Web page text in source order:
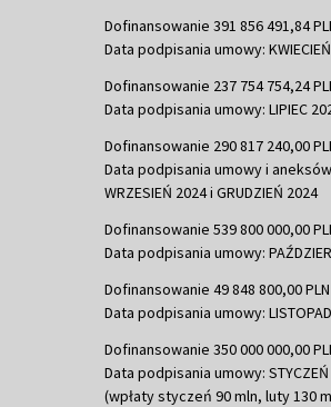
Dofinansowanie 391 856 491,84
Data podpisania umowy:
Dofinansowanie 237 754 754,24
Data podpisania umowy: LIPIEC
Dofinansowanie 290 817 240,00
Data podpisania umowy i
WRZESIEŃ 2024 i GRUDZIEŃ 2024
Dofinansowanie 539 800 000,00
Data podpisania umowy:
Dofinansowanie 49 848 800,00 PLN
Data podpisania umowy:
Dofinansowanie 350 000 000,00
Data podpisania umowy: STYCZEŃ
(wpłaty styczeń 90 mln, luty 130